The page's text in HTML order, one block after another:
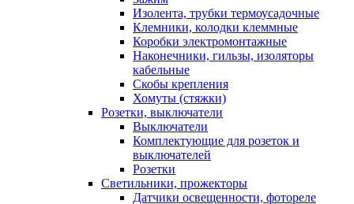
Изолента, трубки термоусадочные
Клемники, колодки клеммные
Коробки электромонтажные
Наконечники, гильзы, изоляторы
кабельные
Скобы крепления
Хомуты (стяжки)
Розетки, выключатели
Выключатели
Комплектующие для розеток и
выключателей
Розетки
Светильники, прожекторы
Датчики освещенности, фотореле